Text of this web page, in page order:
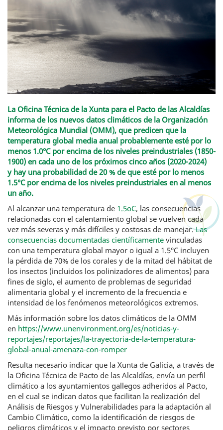
La Oficina Técnica de la Xunta para el Pacto de las Alcaldías
informa de los nuevos datos climáticos de la Organización
Meteorológica Mundial (OMM), que predicen que la
temperatura global media anual probablemente esté por lo
menos 1.0°C por encima de los niveles preindustriales (1850-
1900) en cada uno de los próximos cinco años (2020-2024)
y hay una probabilidad de 20 % de que esté por lo menos
1.5°C por encima de los niveles preindustriales en al menos
un año.
Al alcanzar una temperatura de 1.5oC, las consecuencias
relacionadas con el calentamiento global se vuelven cada
vez más severas y más difíciles y costosas de manejar.Las
consecuencias documentadas científicamente vinculadas
con una temperatura global mayor o igual a 1.5°C incluyen
la pérdida de 70% de los corales y de la mitad del hábitat de
los insectos (incluidos los polinizadores de alimentos) para
fines de siglo, el aumento de problemas de seguridad
alimentaria global y el incremento de la frecuencia e
intensidad de los fenómenos meteorológicos extremos.
Más información sobre los datos climáticos de la OMM
en https://www.unenvironment.org/es/noticias-y-
reportajes/reportajes/la-trayectoria-de-la-temperatura-
global-anual-amenaza-con-romper
Resulta necesario indicar que la Xunta de Galicia, a través de
la Oficina Técnica de Pacto de las Alcaldías, envía un perfil
climático a los ayuntamientos gallegos adheridos al Pacto,
en el cual se indican datos que facilitan la realización del
Análisis de Riesgos y Vulnerabilidades para la adaptación al
Cambio Climático, como la identificación de riesgos de
peligros climáticos y el impacto previsto por sectores